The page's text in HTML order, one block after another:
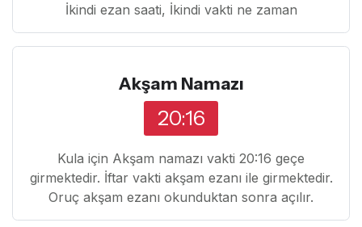
İkindi ezan saati, İkindi vakti ne zaman
Akşam Namazı
20:16
Kula için Akşam namazı vakti 20:16 geçe
girmektedir. İftar vakti akşam ezanı ile girmektedir.
Oruç akşam ezanı okunduktan sonra açılır.